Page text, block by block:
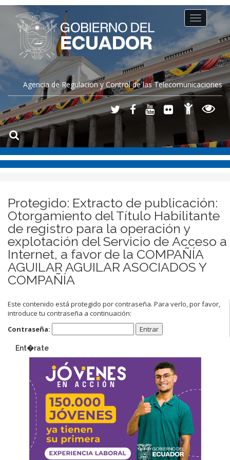
Agencia de Regulación y Control de las Telecomunicaciones
Toggle
navigation
Protegido: Extracto de publicación:
Otorgamiento del Título Habilitante
de registro para la operación y
explotación del Servicio de Acceso a
Internet, a favor de la COMPAÑÍA
AGUILAR AGUILAR ASOCIADOS Y
COMPAÑÍA
Este contenido está protegido por contraseña. Para verlo, por favor,
introduce tu contraseña a continuación:
Contraseña:
Ent�rate